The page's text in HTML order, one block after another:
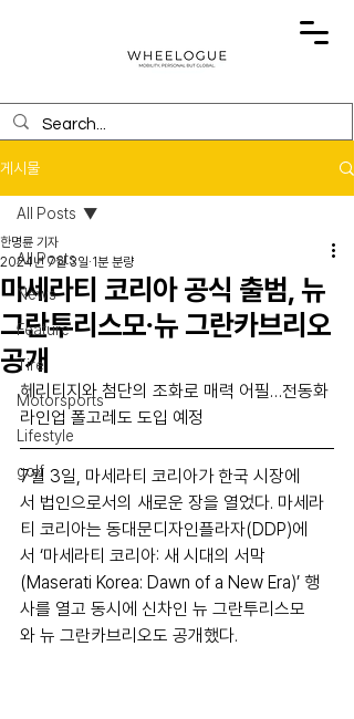
게시물
All Posts
News
Feature
Tire
Motorsports
Lifestyle
golf
All Posts
마세라티 코리아 공식 출범, 뉴
그란투리스모∙뉴 그란카브리오
공개
한명륜 기자
2024년 7월 3일 1분 분량
헤리티지와 첨단의 조화로 매력 어필…전동화
라인업 폴고레도 도입 예정
7월 3일, 마세라티 코리아가 한국 시장에
서 법인으로서의 새로운 장을 열었다. 마세라
티 코리아는 동대문디자인플라자(DDP)에
서 ‘마세라티 코리아: 새 시대의 서막
(Maserati Korea: Dawn of a New Era)’ 행
사를 열고 동시에 신차인 뉴 그란투리스모
와 뉴 그란카브리오도 공개했다.